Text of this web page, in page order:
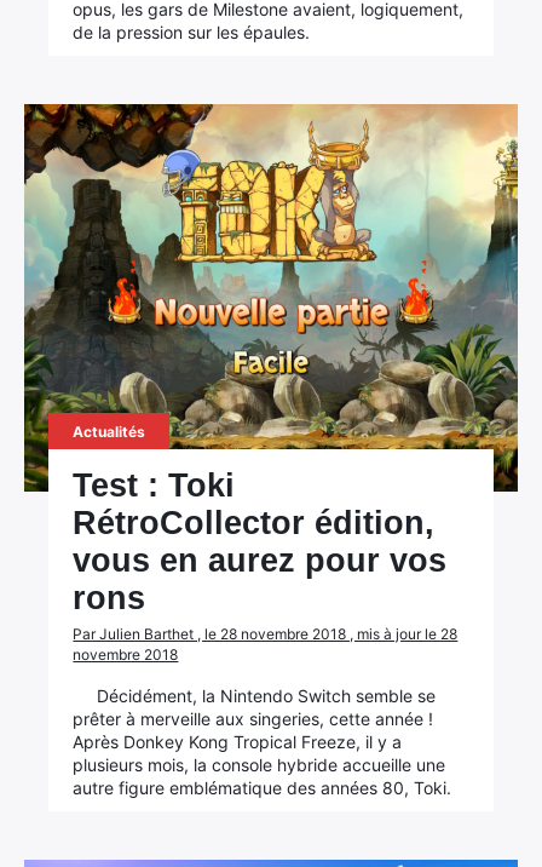
opus, les gars de Milestone avaient, logiquement,
de la pression sur les épaules.
Actualités
Test : Toki
RétroCollector édition,
vous en aurez pour vos
rons
Par Julien Barthet , le 28 novembre 2018 , mis à jour le 28
novembre 2018
Décidément, la Nintendo Switch semble se
prêter à merveille aux singeries, cette année !
Après Donkey Kong Tropical Freeze, il y a
plusieurs mois, la console hybride accueille une
autre figure emblématique des années 80, Toki.